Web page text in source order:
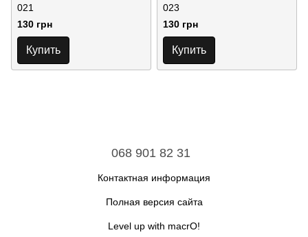
021
130 грн
Купить
023
130 грн
Купить
068 901 82 31
Контактная информация
Полная версия сайта
Level up with macrO!